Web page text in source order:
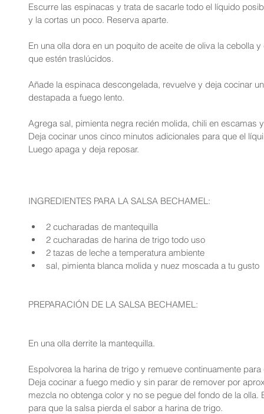
Escurre las espinacas y trata de sacarle todo el líquido
y la cortas un poco. Reserva aparte.
En una olla dora en un poquito de aceite de oliva la cebolla
que estén traslúcidos.
Añade la espinaca descongelada, revuelve y deja cocinar
destapada a fuego lento.
Agrega sal, pimienta negra recién molida, chili en escamas
Deja cocinar unos cinco minutos adicionales para que el
Luego apaga y deja reposar.
INGREDIENTES PARA LA SALSA BECHAMEL:
2 cucharadas de mantequilla
2 cucharadas de harina de trigo todo uso
2 tazas de leche a temperatura ambiente
sal, pimienta blanca molida y nuez moscada a tu gusto
PREPARACIÓN DE LA SALSA BECHAMEL:
En una olla derrite la mantequilla.
Espolvorea la harina de trigo y remueve continuamente
Deja cocinar a fuego medio y sin parar de remover por
mezcla no obtenga color y no se pegue del fondo de la
para que la salsa pierda el sabor a harina de trigo.